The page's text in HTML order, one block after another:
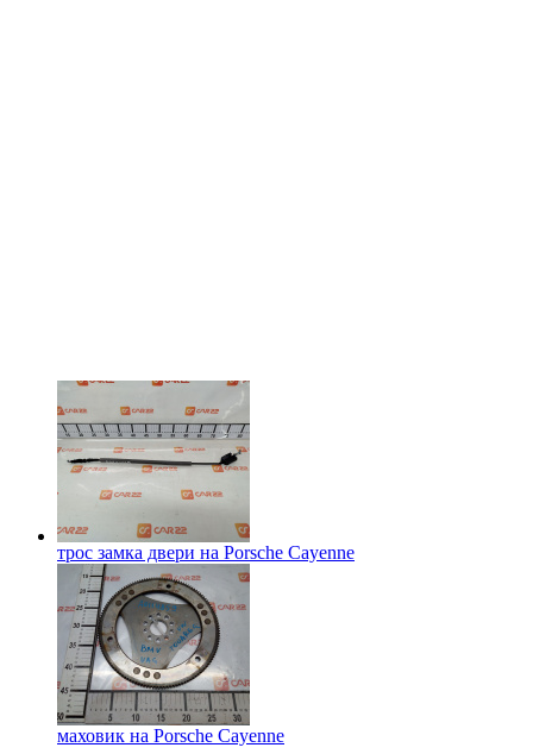
трос замка двери на Porsche Cayenne
маховик на Porsche Cayenne